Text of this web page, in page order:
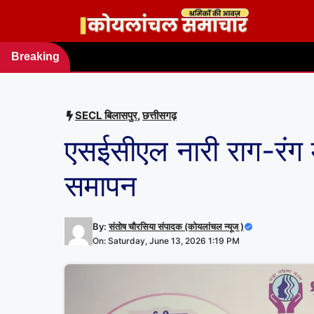
content
Breaking
SECL बिलासपुर,छत्तीसगढ़
एसईसीएल नारी राग-
समापन
By:संतोष चौरसिया संपादक (कोयलांचल न्यूज )
On: Saturday, June 13, 2026 1:19 PM